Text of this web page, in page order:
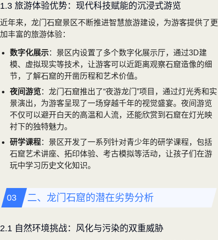
1.3 旅游体验优势：现代科技赋能的沉浸式游览
近年来，龙门石窟景区不断推进智慧旅游建设，为游客提供了更
加丰富的旅游体验：
数字化展示：景区内设置了多个数字化展示厅，通过3D建
模、虚拟现实等技术，让游客可以近距离观察石窟造像的细
节，了解石窟的开凿历程和艺术价值。
夜间游览：龙门石窟推出了“夜游龙门”项目，通过灯光秀和实
景演出，为游客呈现了一场穿越千年的视觉盛宴。夜间游览
不仅可以避开白天的高温和人流，还能欣赏到石窟在灯光映
衬下的独特魅力。
研学课程：景区开发了一系列针对青少年的研学课程，包括
石窟艺术讲座、拓印体验、考古模拟等活动，让孩子们在游
玩中学习历史文化知识。
二、龙门石窟的潜在劣势分析
2.1 自然环境挑战：风化与污染的双重威胁